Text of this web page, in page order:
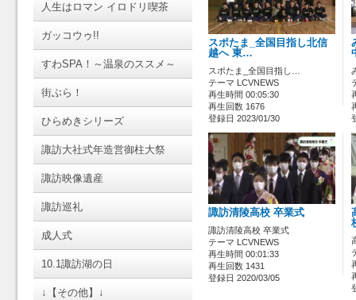
人生はロマン イロドリ喫茶
ガッコウゥ!!
すわSPA！～温泉のススメ～
街ぶら！
ひらめきシリーズ
諏訪大社式年造営御柱大祭
諏訪映像遺産
諏訪巡礼
成人式
10.1諏訪湖の日
↓【その他】↓
スポたま_全国目指し北信
越へ 東…
スポたま_全国目指し…
テーマ LCVNEWS
再生時間 00:05:30
再生回数 1676
登録日 2023/01/30
諏訪清陵高校 卒業式
諏訪清陵高校 卒業式
テーマ LCVNEWS
再生時間 00:01:33
再生回数 1431
登録日 2020/03/05